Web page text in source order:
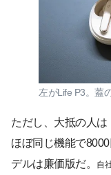
左がLife P3。蓋
ただし、大抵の人
ほぼ同じ機能で
デルは廉価版だ。
自